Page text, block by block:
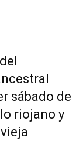
sábado de
riojano y